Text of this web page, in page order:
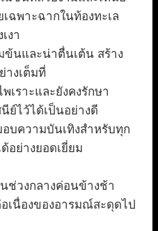
ฉพาะฉากในท้องทะเล
งา
นและน่าตื่นเต้น สร้าง
างเต็มที่
เราะและยังคงรักษา
ย์ไว้ได้เป็นอย่างดี
บความบันเทิงสำหรับทุก
อย่างยอดเยี่ยม
นช่วงกลางค่อนข้างช้า
เนื่องของอารมณ์สะดุดไป